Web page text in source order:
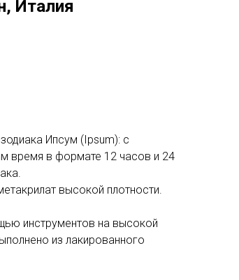
Италия
Ипсум (Ipsum): с
время в формате 12 часов и 24
высокой плотности.
инструментов на высокой
из лакированного